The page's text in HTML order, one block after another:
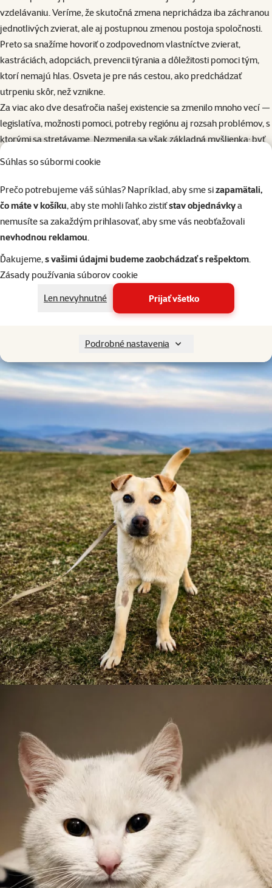
Súhlas so súbormi cookie
Prečo potrebujeme váš súhlas? Napríklad, aby sme sizapamätali,
čo máte v košíku, aby ste mohli ľahko zistiťstav objednávkya
nemusíte sa zakaždým prihlasovať, aby sme vás neobťažovali
nevhodnou reklamou.
Ďakujeme,s vašimi údajmi budeme zaobchádzať s rešpektom.
Zásady používania súborov cookie
Len nevyhnutné
Prijať všetko
Podrobné nastavenia
vzdelávaniu. Veríme, že skutočná zmena neprichádza iba záchranou
jednotlivých zvierat, ale aj postupnou zmenou postoja spoločnosti.
Preto sa snažíme hovoriť o zodpovednom vlastníctve zvierat,
kastráciách, adopciách, prevencii týrania a dôležitosti pomoci tým,
ktorí nemajú hlas. Osveta je pre nás cestou, ako predchádzať
utrpeniu skôr, než vznikne.
Za viac ako dve desaťročia našej existencie sa zmenilo mnoho vecí —
legislatíva, možnosti pomoci, potreby regiónu aj rozsah problémov, s
ktorými sa stretávame. Nezmenila sa však základná myšlienka: byť
osobnom nasadení a podpore verejnosti.
Dnes je jedným z našich najväčších cieľov vybudovanie prvého
plnohodnotného útulku v Prešove. V krajskom meste dlhodobo
chýba bezpečné a stabilné miesto, kde by mohli nájsť dočasné
podmienok alebo tie, ktoré sa ocitli v krízovej situácii. Naším snom je
útulok, ktorý nebude iba miestom pre umiestnenie zvierat, ale aj
zázemím pre systematickú starostlivosť, liečbu, socializáciu, adopcie